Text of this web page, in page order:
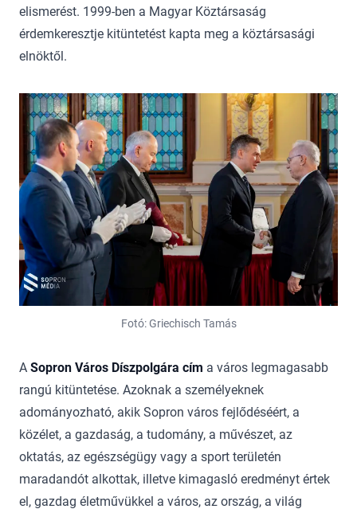
elismerést. 1999-ben a Magyar Köztársaság
érdemkeresztje kitüntetést kapta meg a köztársasági
elnöktől.
Fotó: Griechisch Tamás
A Sopron Város Díszpolgára cím a város legmagasabb
rangú kitüntetése. Azoknak a személyeknek
adományozható, akik Sopron város fejlődéséért, a
közélet, a gazdaság, a tudomány, a művészet, az
oktatás, az egészségügy vagy a sport területén
maradandót alkottak, illetve kimagasló eredményt értek
el, gazdag életművükkel a város, az ország, a világ